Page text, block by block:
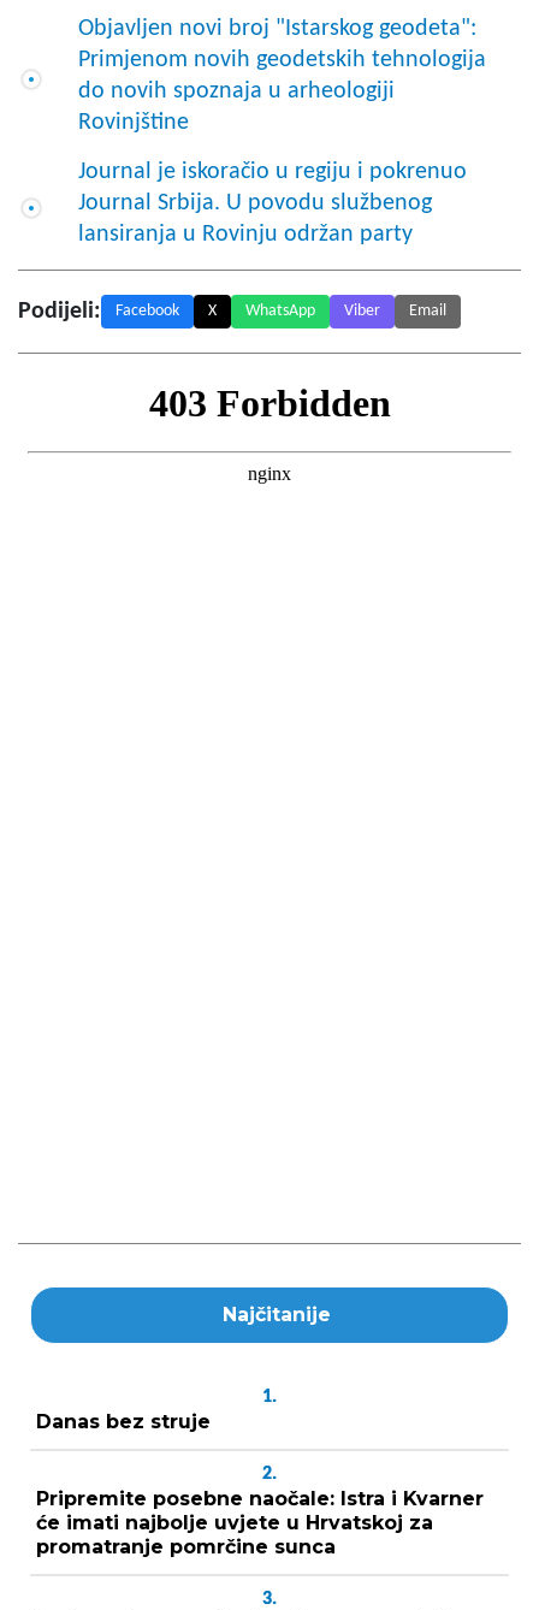
Objavljen novi broj "Istarskog geodeta":
Primjenom novih geodetskih tehnologija
do novih spoznaja u arheologiji
Rovinjštine
Journal je iskoračio u regiju i pokrenuo
Journal Srbija. U povodu službenog
lansiranja u Rovinju održan party
Podijeli: Facebook X WhatsApp Viber Email
Najčitanije
1.
Danas bez struje
2.
Pripremite posebne naočale: Istra i Kvarner
će imati najbolje uvjete u Hrvatskoj za
promatranje pomrčine sunca
3.